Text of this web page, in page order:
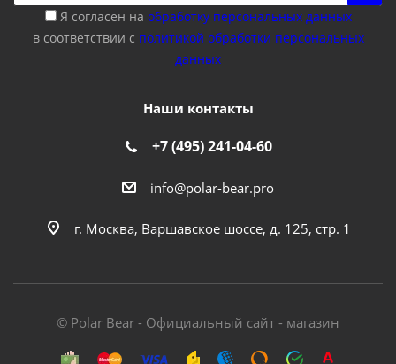
Я согласен на обработку персональных данных
в соответствии с политикой обработки персональных
данных
Наши контакты
+7 (495) 241-04-60
info@polar-bear.pro
г. Москва, Варшавское шоссе, д. 125, стр. 1
© Polar Bear - Официальный сайт - магазин